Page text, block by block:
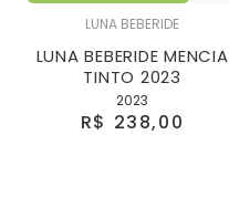
LUNA BEBERIDE
LUNA BEBERIDE MENCIA
TINTO 2023
2023
R$ 238,00